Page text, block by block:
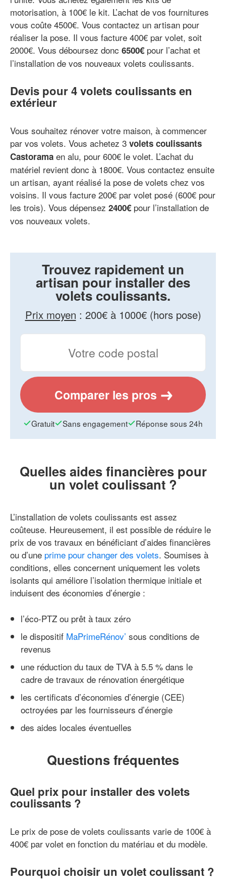
motorisation, à 100€ le kit. L’achat de vos fournitures
vous coûte 4500€. Vous contactez un artisan pour
réaliser la pose. Il vous facture 400€ par volet, soit
2000€. Vous déboursez donc 6500€ pour l’achat et
l’installation de vos nouveaux volets coulissants.
Devis pour 4 volets coulissants en
extérieur
Vous souhaitez rénover votre maison, à commencer
par vos volets. Vous achetez 3 volets coulissants
Castorama en alu, pour 600€ le volet. L’achat du
matériel revient donc à 1800€. Vous contactez ensuite
un artisan, ayant réalisé la pose de volets chez vos
voisins. Il vous facture 200€ par volet posé (600€ pour
les trois). Vous dépensez 2400€ pour l’installation de
vos nouveaux volets.
Trouvez rapidement un
artisan pour installer des
volets coulissants.
Prix moyen : 200€ à 1000€ (hors pose)
Comparer les pros
Gratuit Sans engagement Réponse sous 24h
Quelles aides financières pour
un volet coulissant ?
L’installation de volets coulissants est assez
coûteuse. Heureusement, il est possible de réduire le
prix de vos travaux en bénéficiant d’aides financières
ou d’une prime pour changer des volets. Soumises à
conditions, elles concernent uniquement les volets
isolants qui améliore l’isolation thermique initiale et
induisent des économies d’énergie :
l’éco-PTZ ou prêt à taux zéro
le dispositif MaPrimeRénov’ sous conditions de
revenus
une réduction du taux de TVA à 5.5 % dans le
cadre de travaux de rénovation énergétique
les certificats d’économies d’énergie (CEE)
octroyées par les fournisseurs d’énergie
des aides locales éventuelles
Questions fréquentes
Quel prix pour installer des volets
coulissants ?
Le prix de pose de volets coulissants varie de 100€ à
400€ par volet en fonction du matériau et du modèle.
Pourquoi choisir un volet coulissant ?